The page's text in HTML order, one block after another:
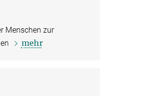
Menschen zur
mehr